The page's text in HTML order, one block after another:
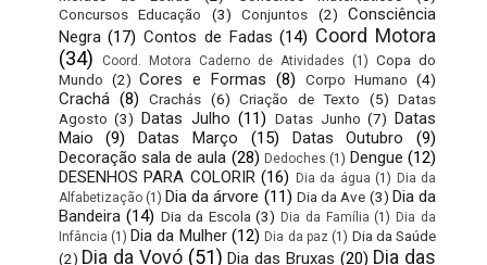
Concursos Educação
(3) Conjuntos (2)
Consciência
Negra (17) Contos de Fadas (14) Coord Motora
(34)
Coord. Motora Caderno de Atividades (1) Copa do
Mundo (2) Cores e Formas (8) Corpo Humano (4)
Crachá (8) Crachás (6) Criação de Texto (5) Datas
Agosto (3) Datas Julho (11) Datas Junho (7) Datas
Maio
(9) Datas Março (15) Datas Outubro
(9)
Decoração sala de aula (28) Dedoches (1) Dengue (12)
DESENHOS PARA COLORIR (16) Dia da água (1) Dia da
Alfabetização (1) Dia da árvore (11) Dia da Ave (3) Dia da
Bandeira (14) Dia da Escola (3) Dia da Família (1) Dia da
Infância (1) Dia da Mulher (12) Dia da paz (1) Dia da Saúde
(2) Dia da Vovó (51) Dia das Bruxas (20) Dia das